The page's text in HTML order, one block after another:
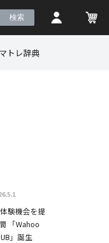
トレ辞典
験機会を提
「Wahoo
」誕生